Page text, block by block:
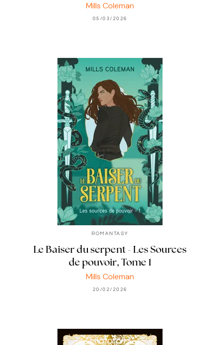
Mills Coleman
05/03/2026
ROMANTASY
Le Baiser du serpent - Les Sources
de pouvoir, Tome 1
Mills Coleman
20/02/2026